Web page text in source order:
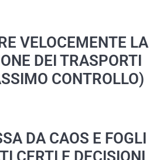
VELOCEMENTE LA
DEI TRASPORTI
CONTROLLO)
DA CAOS E FOGLI